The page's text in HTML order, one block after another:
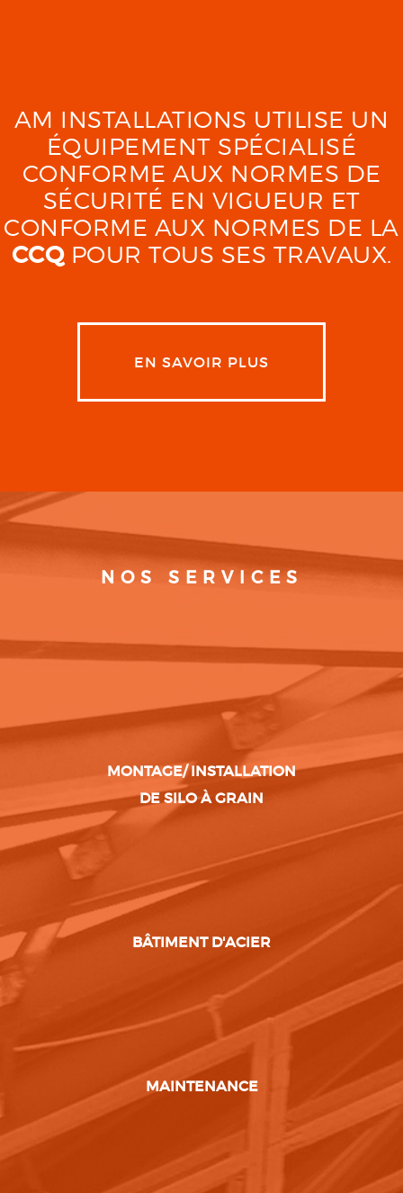
AM INSTALLATIONS UTILISE UN
ÉQUIPEMENT SPÉCIALISÉ
CONFORME AUX NORMES DE
SÉCURITÉ EN VIGUEUR ET
CONFORME AUX NORMES DE LA
CCQPOUR TOUS SES TRAVAUX.
EN SAVOIR PLUS
NOS SERVICES
MONTAGE/ INSTALLATION
DE SILO À GRAIN
BÂTIMENT D'ACIER
MAINTENANCE